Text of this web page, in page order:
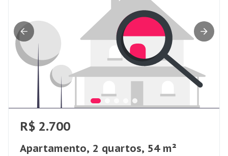
R$ 2.700
Apartamento, 2 quartos, 54 m²